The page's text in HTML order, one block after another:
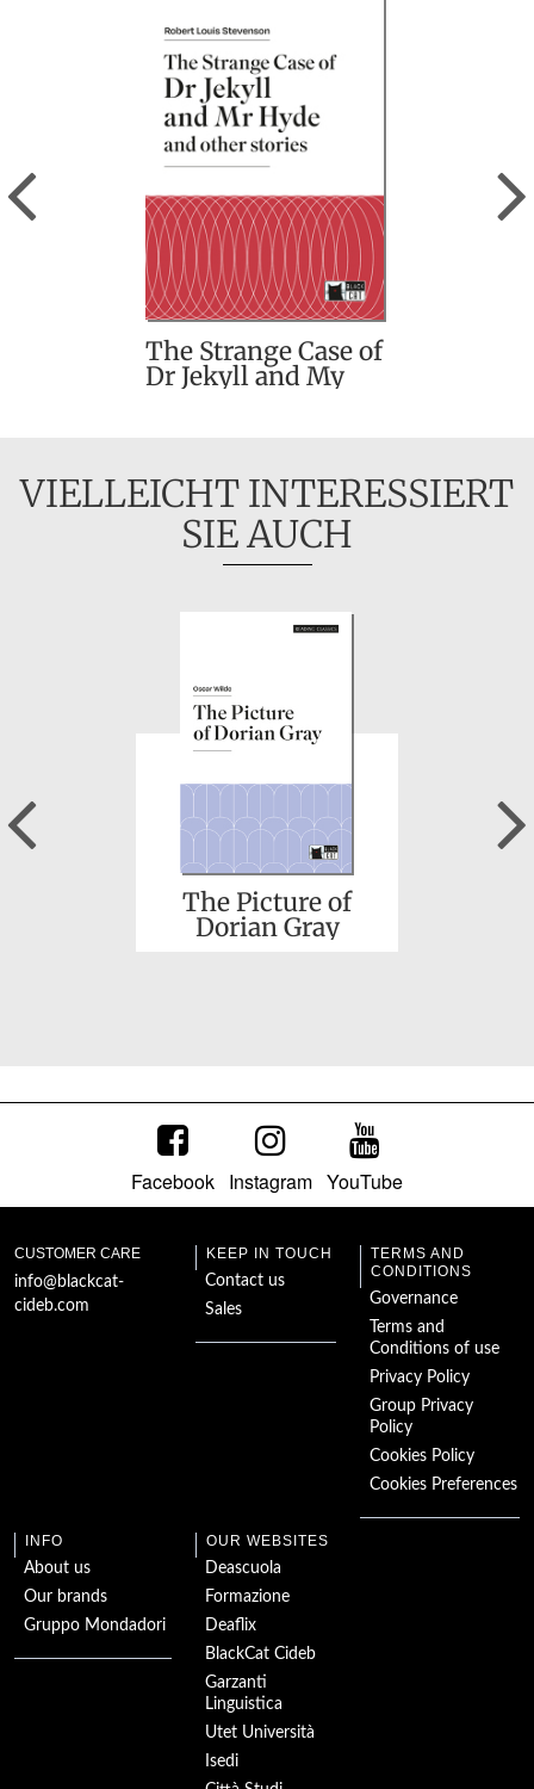
The Strange Case of
Dr Jekyll and My
Previous
VIELLEICHT INTERESSIERT
SIE AUCH
The Picture of
Dorian Gray
Previous
Facebook Instagram YouTube